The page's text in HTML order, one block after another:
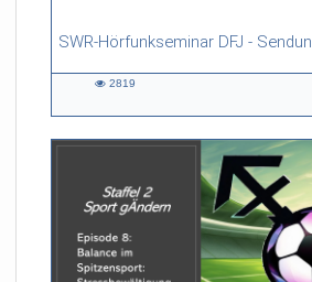
SWR-Hörfunkseminar DFJ -
25:20 duration
2819